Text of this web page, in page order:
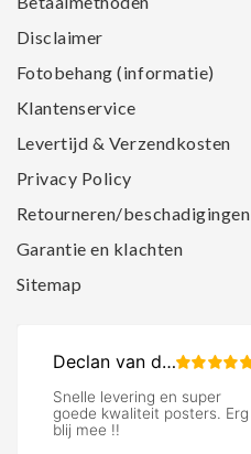
Disclaimer
Fotobehang (informatie)
Klantenservice
Levertijd & Verzendkosten
Privacy Policy
Retourneren/beschadigingen
Garantie en klachten
Sitemap